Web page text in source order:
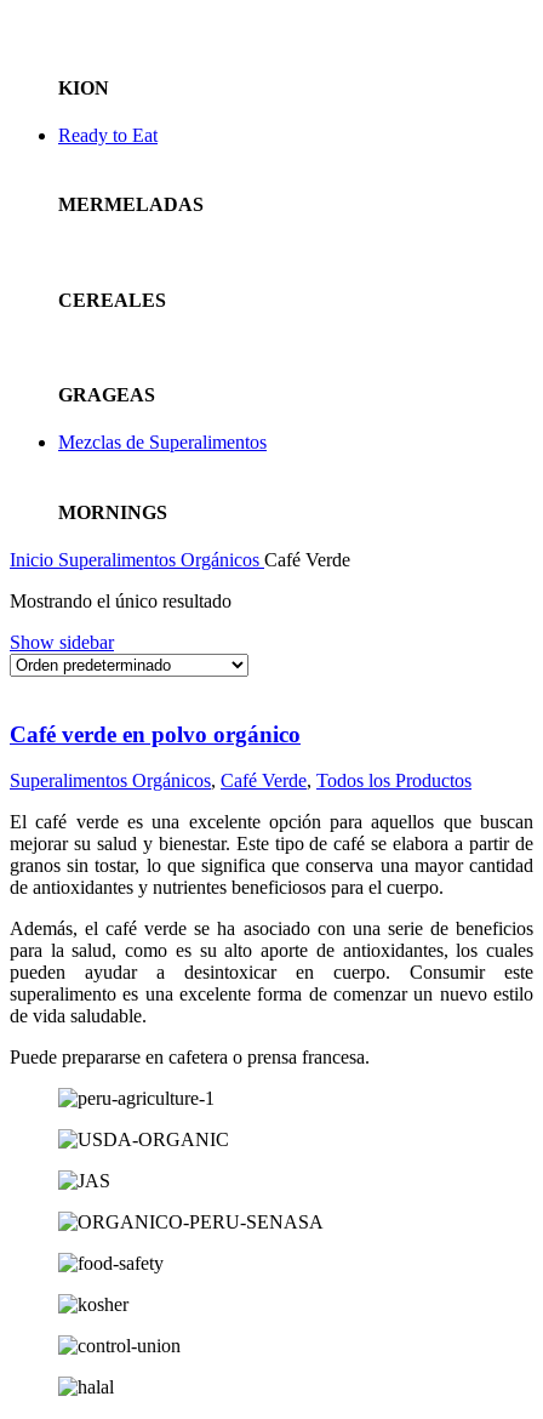
KION
Ready to Eat
MERMELADAS
CEREALES
GRAGEAS
Mezclas de Superalimentos
MORNINGS
Inicio Superalimentos Orgánicos Café Verde
Mostrando el único resultado
Show sidebar
Café verde en polvo orgánico
Superalimentos Orgánicos, Café Verde, Todos los Productos
El café verde es una excelente opción para aquellos que buscan
mejorar su salud y bienestar. Este tipo de café se elabora a partir de
granos sin tostar, lo que significa que conserva una mayor cantidad
de antioxidantes y nutrientes beneficiosos para el cuerpo.
Además, el café verde se ha asociado con una serie de beneficios
para la salud, como es su alto aporte de antioxidantes, los cuales
pueden ayudar a desintoxicar en cuerpo. Consumir este
superalimento es una excelente forma de comenzar un nuevo estilo
de vida saludable.
Puede prepararse en cafetera o prensa francesa.